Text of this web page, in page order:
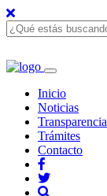
Inicio
Noticias
Transparencia
Trámites
Contacto